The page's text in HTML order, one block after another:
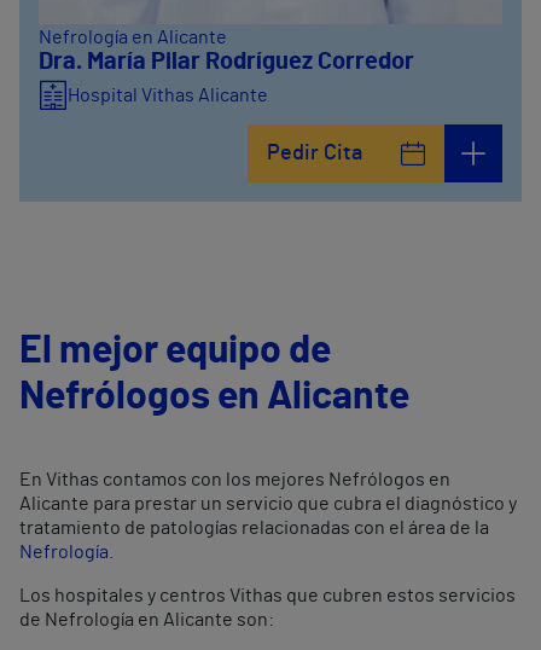
Nefrología en Alicante
Dra. María Pilar Rodríguez Corredor
Hospital Vithas Alicante
Pedir Cita
El mejor equipo de
Nefrólogos en Alicante
En Vithas contamos con los mejores Nefrólogos en
Alicante para prestar un servicio que cubra el diagnóstico y
tratamiento de patologías relacionadas con el área de la
Nefrología
Los hospitales y centros Vithas que cubren estos servicios
de Nefrología en Alicante son: